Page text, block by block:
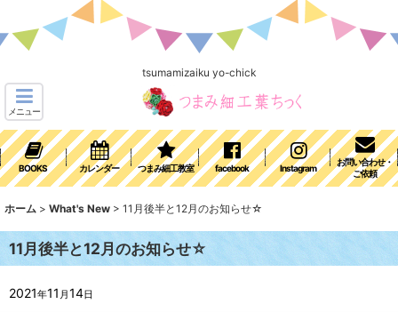
tsumamizaiku yo-chick
メニュー
BOOKS カレンダー つまみ細工教室 facebook Instagram
お問い合わせ・
ご依頼
ホーム > What's New > 11月後半と12月のお知らせ☆
11月後半と12月のお知らせ☆
2021年11 月14日